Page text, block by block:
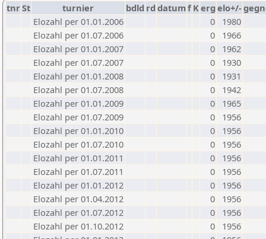
tnrSt turnier bdld rd datumf Kerg elo+/-
Elozahl per 01.01.2006
0
1980
Elozahl per 01.07.2006
0
1966
Elozahl per 01.01.2007
0
1962
Elozahl per 01.07.2007
0
1930
Elozahl per 01.01.2008
0
1931
Elozahl per 01.07.2008
0
1942
Elozahl per 01.01.2009
0
1965
Elozahl per 01.07.2009
0
1956
Elozahl per 01.01.2010
0
1956
Elozahl per 01.07.2010
0
1956
Elozahl per 01.01.2011
0
1956
Elozahl per 01.07.2011
0
1956
Elozahl per 01.01.2012
0
1956
Elozahl per 01.04.2012
0
1956
Elozahl per 01.07.2012
0
1956
Elozahl per 01.10.2012
0
1956